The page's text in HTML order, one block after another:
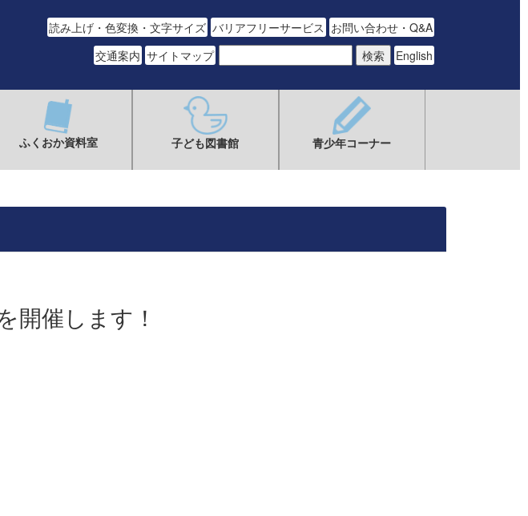
読み上げ・色変換・文字サイズ バリアフリーサービス お問い合わせ・Q&A
交通案内 サイトマップ English
ふくおか資料室 子ども図書館 青少年コーナー
開催します！